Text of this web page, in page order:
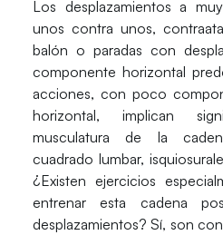
Los desplazamientos a
unos contra unos,
balón o paradas con
componente horizontal
acciones, con poco
horizontal, implican
musculatura de la
cuadrado lumbar,
¿Existen ejercicios
entrenar esta cadena
desplazamientos? Sí, son